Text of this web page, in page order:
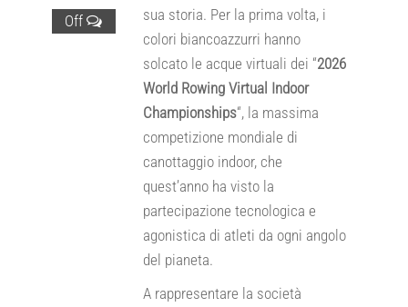
Off
sua storia. Per la prima volta, i
colori biancoazzurri hanno
solcato le acque virtuali dei “2026
World Rowing Virtual Indoor
Championships“, la massima
competizione mondiale di
canottaggio indoor, che
quest’anno ha visto la
partecipazione tecnologica e
agonistica di atleti da ogni angolo
del pianeta.
A rappresentare la società